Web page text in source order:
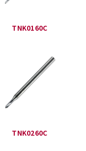
TNK0160C
TNK0260C